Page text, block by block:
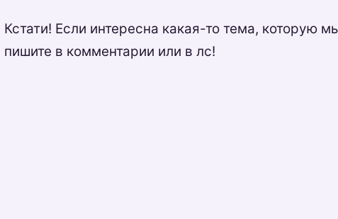
Кстати! Если интересна какая-то тема, которую
пишите в комментарии или в лс!